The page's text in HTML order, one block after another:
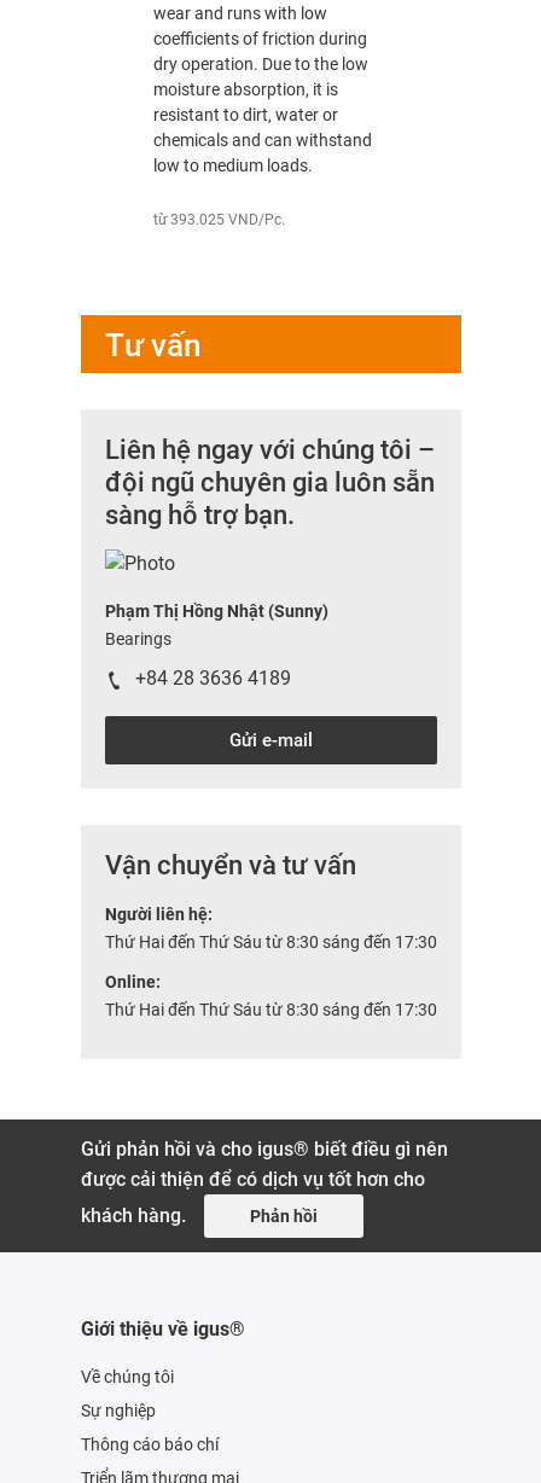
wear and runs with low
coefficients of friction during
dry operation. Due to the low
moisture absorption, it is
resistant to dirt, water or
chemicals and can withstand
low to medium loads.
từ 393.025 VND/Pc.
Tư vấn
Liên hệ ngay với chúng tôi –
đội ngũ chuyên gia luôn sẵn
sàng hỗ trợ bạn.
Phạm Thị Hồng Nhật (Sunny)
Bearings
+84 28 3636 4189
Gửi e-mail
Vận chuyển và tư vấn
Người liên hệ:
Thứ Hai đến Thứ Sáu từ 8:30 sáng đến 17:30
Online:
Thứ Hai đến Thứ Sáu từ 8:30 sáng đến 17:30
Gửi phản hồi và cho igus® biết điều gì nên
được cải thiện để có dịch vụ tốt hơn cho
khách hàng.
Phản hồi
Giới thiệu về igus®
Về chúng tôi
Sự nghiệp
Thông cáo báo chí
Triển lãm thương mại